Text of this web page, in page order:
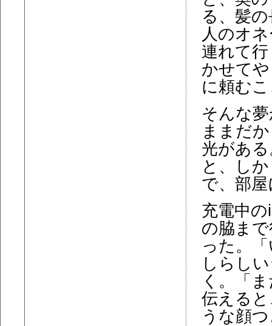
る、髪
人のオ
連れて
かせて
に頼む
そんな
ままだ
光があ
と、し
で、部
充電中
の脇ま
った。
しらし
く。「
伝える
うな顔